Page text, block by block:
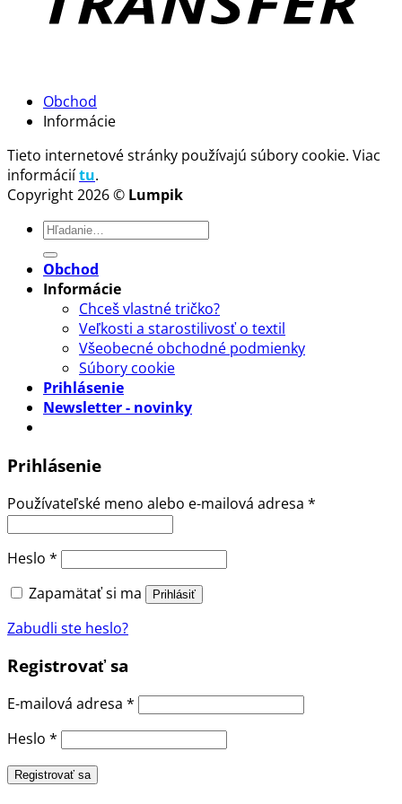
Obchod
Informácie
Tieto internetové stránky používajú súbory cookie. Viac
informáciítu.
Copyright 2026 © Lumpik
Hľadať:
Obchod
Informácie
Chceš vlastné tričko?
Veľkosti a starostilivosť o textil
Všeobecné obchodné podmienky
Súbory cookie
Prihlásenie
Newsletter - novinky
Prihlásenie
Používateľské meno alebo e-mailová adresa *
Heslo * Povinné
Zapamätať si ma
Prihlásiť
Zabudli ste heslo?
Registrovať sa
E-mailová adresa * Povinné
Heslo * Povinné
Registrovať sa